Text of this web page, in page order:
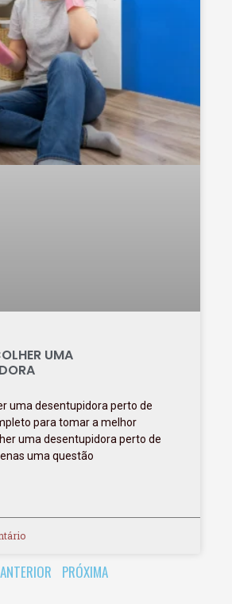
UMA
uma desentupidora perto de
para tomar a melhor
uma desentupidora perto de
uma questão
ANTERIOR PRÓXIMA